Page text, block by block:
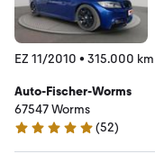
EZ 11/2010 • 315.000 km
Auto-Fischer-Worms
67547 Worms
4.9 Sterne
(52)